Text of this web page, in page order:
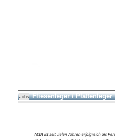
Jobs Fliesenleger / Plattenleger